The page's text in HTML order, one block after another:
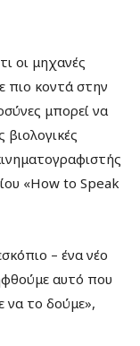
οι μηχανές
πιο κοντά στην
μπορεί να
«How to Speak
– ένα νέο
αυτό που
να το δούμε»,